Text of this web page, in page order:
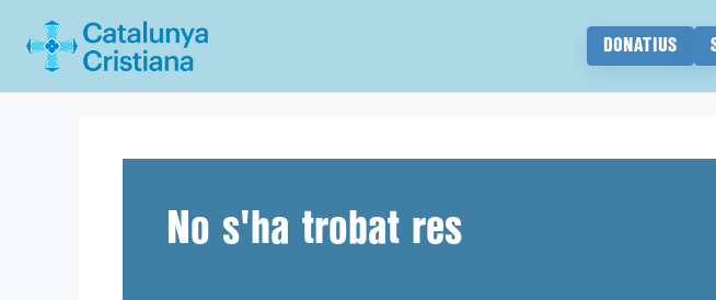
DONATIUS
No s'ha trobat res